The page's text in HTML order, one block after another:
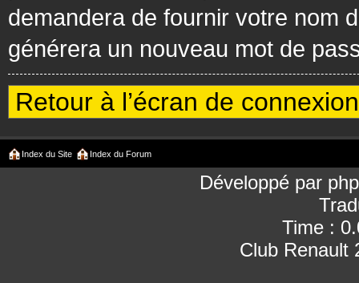
demandera de fournir votre nom
générera un nouveau mot de
Retour à l’écran de connexion
Index du Site Index du Forum
Développé par
Time :
Club Renault